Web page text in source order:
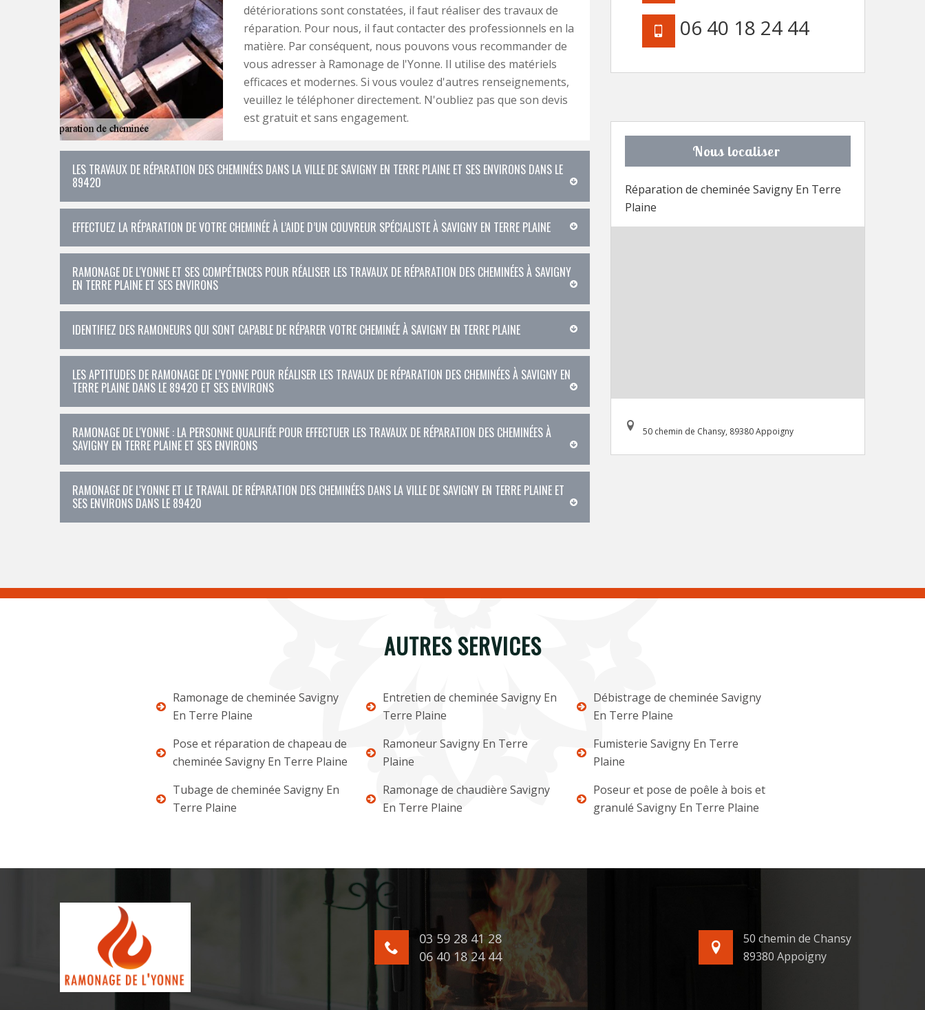
détériorations sont constatées, il faut réaliser des travaux de
réparation. Pour nous, il faut contacter des professionnels en la
matière. Par conséquent, nous pouvons vous recommander de
vous adresser à Ramonage de l'Yonne. Il utilise des matériels
efficaces et modernes. Si vous voulez d'autres renseignements,
veuillez le téléphoner directement. N'oubliez pas que son devis
est gratuit et sans engagement.
LES TRAVAUX DE RÉPARATION DES CHEMINÉES DANS LA VILLE DE SAVIGNY EN TERRE PLAINE ET SES ENVIRONS DANS LE
89420
EFFECTUEZ LA RÉPARATION DE VOTRE CHEMINÉE À L’AIDE D’UN COUVREUR SPÉCIALISTE À SAVIGNY EN TERRE PLAINE
RAMONAGE DE L'YONNE ET SES COMPÉTENCES POUR RÉALISER LES TRAVAUX DE RÉPARATION DES CHEMINÉES À SAVIGNY
EN TERRE PLAINE ET SES ENVIRONS
IDENTIFIEZ DES RAMONEURS QUI SONT CAPABLE DE RÉPARER VOTRE CHEMINÉE À SAVIGNY EN TERRE PLAINE
LES APTITUDES DE RAMONAGE DE L'YONNE POUR RÉALISER LES TRAVAUX DE RÉPARATION DES CHEMINÉES À SAVIGNY EN
TERRE PLAINE DANS LE 89420 ET SES ENVIRONS
RAMONAGE DE L'YONNE : LA PERSONNE QUALIFIÉE POUR EFFECTUER LES TRAVAUX DE RÉPARATION DES CHEMINÉES À
SAVIGNY EN TERRE PLAINE ET SES ENVIRONS
RAMONAGE DE L'YONNE ET LE TRAVAIL DE RÉPARATION DES CHEMINÉES DANS LA VILLE DE SAVIGNY EN TERRE PLAINE ET
SES ENVIRONS DANS LE 89420
06 40 18 24 44
Nous localiser
Réparation de cheminée Savigny En Terre
Plaine
50 chemin de Chansy, 89380 Appoigny
AUTRES SERVICES
Ramonage de cheminée Savigny
En Terre Plaine
Pose et réparation de chapeau de
cheminée Savigny En Terre Plaine
Tubage de cheminée Savigny En
Terre Plaine
Entretien de cheminée Savigny En
Terre Plaine
Ramoneur Savigny En Terre
Plaine
Ramonage de chaudière Savigny
En Terre Plaine
Débistrage de cheminée Savigny
En Terre Plaine
Fumisterie Savigny En Terre
Plaine
Poseur et pose de poêle à bois et
granulé Savigny En Terre Plaine
03 59 28 41 28
06 40 18 24 44
50 chemin de Chansy
89380 Appoigny